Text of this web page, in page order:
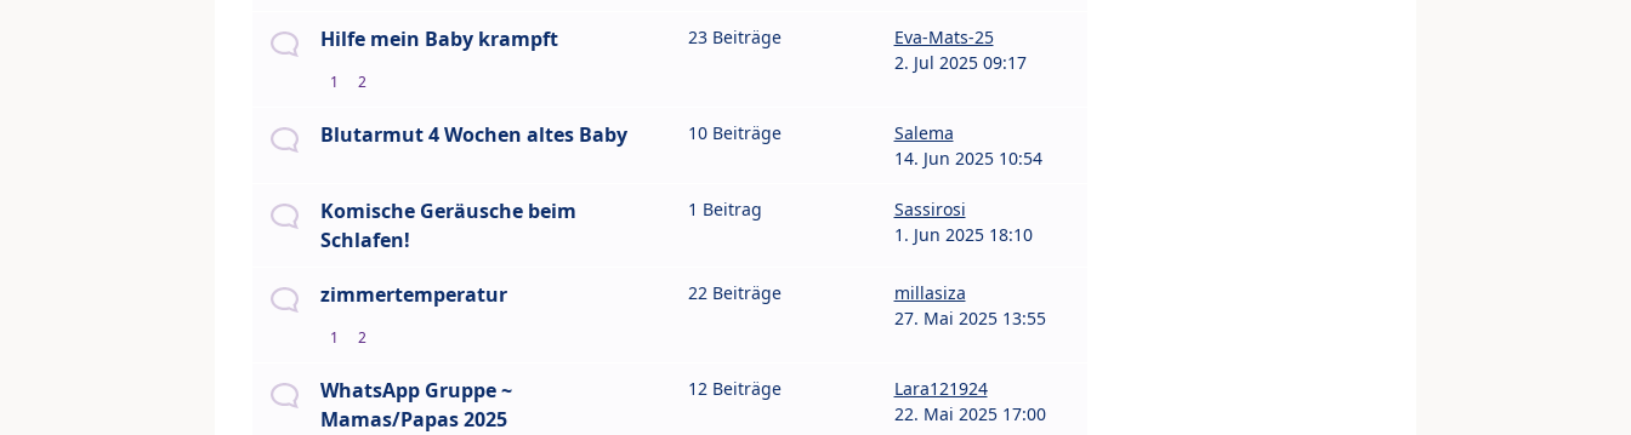
Hilfe mein Baby krampft
1 2
23 Beiträge
Eva-Mats-25
2. Jul 2025 09:17
Blutarmut 4 Wochen altes Baby 10 Beiträge
Salema
14. Jun 2025 10:54
Komische Geräusche beim
Schlafen!
1 Beitrag
Sassirosi
1. Jun 2025 18:10
zimmertemperatur
1 2
22 Beiträge
millasiza
27. Mai 2025 13:55
WhatsApp Gruppe ~
Mamas/Papas 2025
12 Beiträge
Lara121924
22. Mai 2025 17:00